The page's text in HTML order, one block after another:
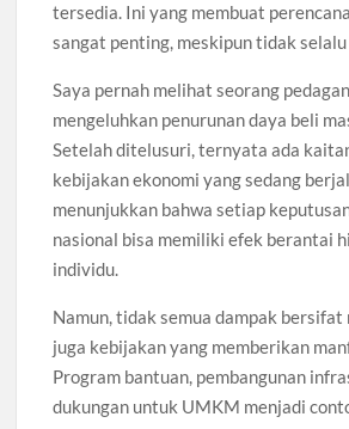
tersedia. Ini yang membuat
sangat penting, meskipun tidak
Saya pernah melihat seorang
mengeluhkan penurunan daya beli
Setelah ditelusuri, ternyata ada
kebijakan ekonomi yang sedang
menunjukkan bahwa setiap
nasional bisa memiliki efek berantai
individu.
Namun, tidak semua dampak bersifat
juga kebijakan yang memberikan
Program bantuan, pembangunan
dukungan untuk UMKM menjadi